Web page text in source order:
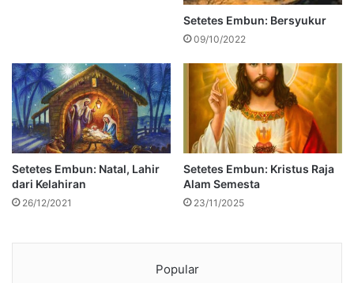
Setetes Embun: Bersyukur
09/10/2022
Setetes Embun: Natal, Lahir
dari Kelahiran
26/12/2021
Setetes Embun: Kristus Raja
Alam Semesta
23/11/2025
Popular